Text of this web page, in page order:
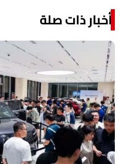
أخبار ذات صلة